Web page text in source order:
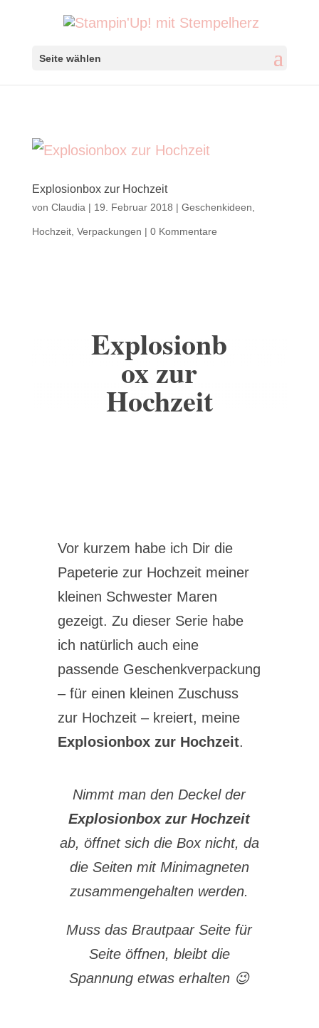
Seite wählen
Explosionbox zur Hochzeit
von Claudia | 19. Februar 2018 | Geschenkideen
Hochzeit, Verpackungen | 0 Kommentare
Explosionb
ox zur
Hochzeit
Vor kurzem habe ich Dir die
Papeterie zur Hochzeit meiner
kleinen Schwester Maren
gezeigt. Zu dieser Serie habe
ich natürlich auch eine
passende Geschenkverpackung
– für einen kleinen Zuschuss
zur Hochzeit – kreiert, meine
Explosionbox zur Hochzeit.
Nimmt man den Deckel der
Explosionbox zur Hochzeit
ab, öffnet sich die Box nicht, da
die Seiten mit Minimagneten
zusammengehalten werden.
Muss das Brautpaar Seite für
Seite öffnen, bleibt die
Spannung etwas erhalten 😉